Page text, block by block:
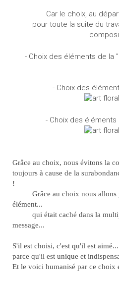
Car le choix, au
pour toute la suite du
- Choix des éléments de la "
- Choix des
- Choix des
Grâce au choix, nous évitons la
toujours à cause de la
!
Grâce au choix nous allons
élément...
qui était caché dans la
message...
S'il est choisi, c'est qu'il est aimé...
parce qu'il est unique et
Et le voici humanisé par ce choix